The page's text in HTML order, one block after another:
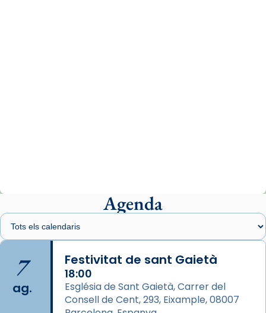
Arquebisbat de Barcelona
1 week ago
Memòria de les santes Juliana i
Semproniana, verges i màrtirs.
Acompanyant la història de sant Cugat, a
partir de l’Edat Mitjana sorgeix la tradició
que les santes Juliana (“relatiu a Júlia”) i
Agenda
7
ag.
Festivitat de sant Gaietà
18:00
Església de Sant Gaietà, Carrer del
Consell de Cent, 293, Eixample, 08007